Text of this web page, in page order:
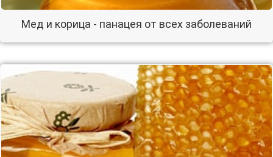
Мед и корица - панацея от всех заболеваний